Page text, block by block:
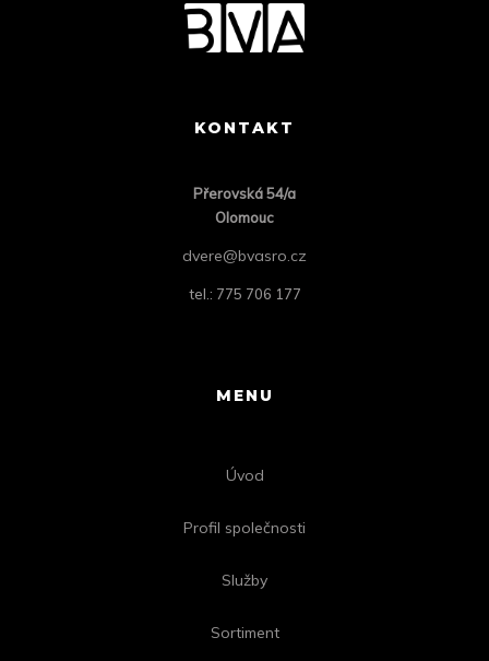
KONTAKT
Přerovská 54/a
Olomouc
dvere@bvasro.cz
tel.: 775 706 177
MENU
Úvod
Profil společnosti
Služby
Sortiment